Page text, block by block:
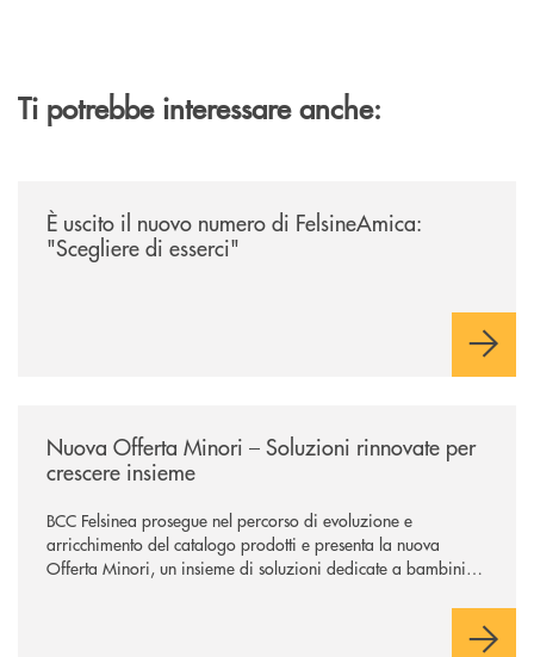
Ti potrebbe interessare anche:
È uscito il nuovo numero di FelsineAmica:
"Scegliere di esserci"
Nuova Offerta Minori – Soluzioni rinnovate per
crescere insieme
BCC Felsinea prosegue nel percorso di evoluzione e
arricchimento del catalogo prodotti e presenta la nuova
Offerta Minori, un insieme di soluzioni dedicate a bambini e
sviluppo di una relazione consapevole con il denaro, sempre